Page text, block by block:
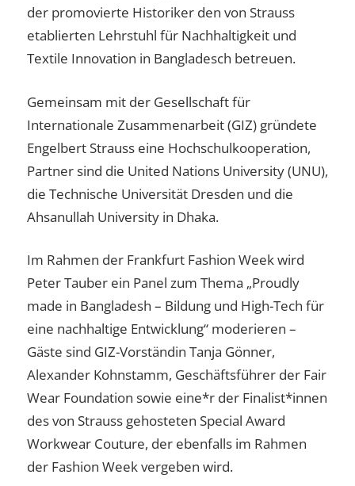
der promovierte Historiker den von Strauss
etablierten Lehrstuhl für Nachhaltigkeit und
Textile Innovation in Bangladesch betreuen.
Gemeinsam mit der Gesellschaft für
Internationale Zusammenarbeit (GIZ) gründete
Engelbert Strauss eine Hochschulkooperation,
Partner sind die United Nations University (UNU),
die Technische Universität Dresden und die
Ahsanullah University in Dhaka.
Im Rahmen der Frankfurt Fashion Week wird
Peter Tauber ein Panel zum Thema „Proudly
made in Bangladesh – Bildung und High-Tech für
eine nachhaltige Entwicklung“ moderieren –
Gäste sind GIZ-Vorständin Tanja Gönner,
Alexander Kohnstamm, Geschäftsführer der Fair
Wear Foundation sowie eine*r der Finalist*innen
des von Strauss gehosteten Special Award
Workwear Couture, der ebenfalls im Rahmen
der Fashion Week vergeben wird.